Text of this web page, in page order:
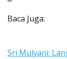
Baca Juga:
Sri Mulyani: